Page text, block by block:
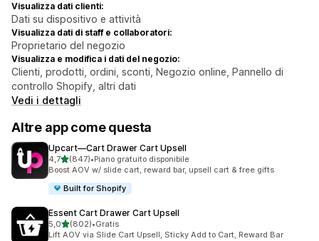
Visualizza dati clienti:
Dati su dispositivo e attività
Visualizza dati di staff e collaboratori:
Proprietario del negozio
Visualizza e modifica i dati del negozio:
Clienti, prodotti, ordini, sconti, Negozio online, Pannello di
controllo Shopify, altri dati
Vedi i dettagli
Altre app come questa
Upcart—Cart Drawer Cart Upsell
4,7stelle su 5
(847)
847 recensioni totali
•Piano gratuito disponibile
Boost AOV w/ slide cart, reward bar, upsell cart & free gifts
Built for Shopify
Essent Cart Drawer Cart Upsell
5,0stelle su 5
(802)
802 recensioni totali
•Gratis
Lift AOV via Slide Cart Upsell, Sticky Add to Cart, Reward Bar